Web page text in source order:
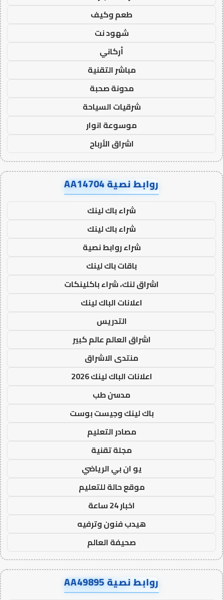
طعم وكيف
شهود نت
أركاني
مباشر التقنية
مدونة صحبة
شرقيات السياحة
موسوعة انوار
اشراق الأرباح
روابط نصية AA14704
شراء باك لينك
شراء باك لينك
شراء روابط نصية
باقات باك لينك
اشراق لنك، شراء باكلينكات
اعلانات الباك لينك
التدريس
اشراق العالم عالم كبير
منتدى الاشراق
اعلانات الباك لينك 2026
مدسن طب
باك لينك وجيست بوست
مصادر التعليم
مجلة تقنية
يو ان بي الرياضي
موقع حالة للتعليم
اخبار 24 ساعة
هيدب فنون وترفيه
صحيفة العالم
روابط نصية AA49895